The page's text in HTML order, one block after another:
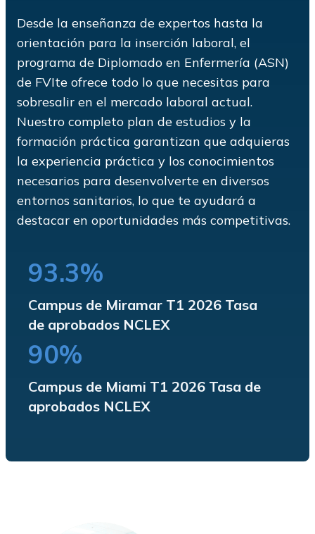
Desde la enseñanza de expertos hasta la
orientación para la inserción laboral, el
programa de Diplomado en Enfermería (ASN)
de FVIte ofrece todo lo que necesitas para
sobresalir en el mercado laboral actual.
Nuestro completo plan de estudios y la
formación práctica garantizan que adquieras
la experiencia práctica y los conocimientos
necesarios para desenvolverte en diversos
entornos sanitarios, lo que te ayudará a
destacar en oportunidades más competitivas.
93.3%
Campus de Miramar T1 2026 Tasa
de aprobados NCLEX
90%
Campus de Miami T1 2026 Tasa de
aprobados NCLEX